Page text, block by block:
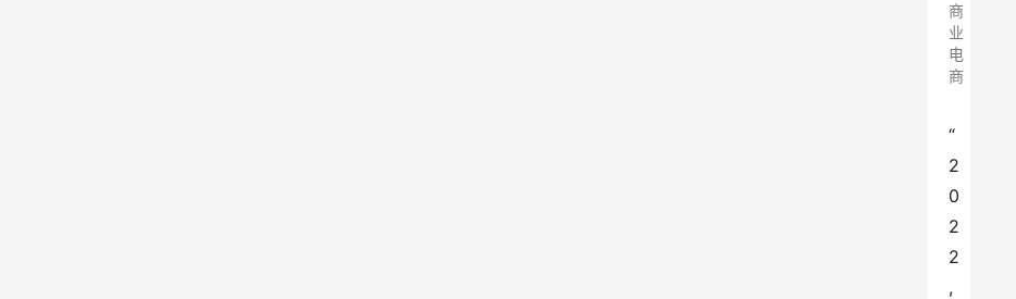
商
业
电
商
“
2
0
2
2
,